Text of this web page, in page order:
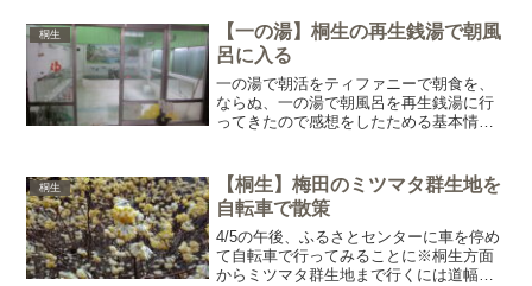
桐生
【一の湯】桐生の再生銭湯で朝風
呂に入る
一の湯で朝活をティファニーで朝食を、
ならぬ、一の湯で朝風呂を再生銭湯に行
ってきたので感想をしたためる基本情報
稿桐生市の本町通り、現在重要伝統...
桐生
【桐生】梅田のミツマタ群生地を
自転車で散策
4/5の午後、ふるさとセンターに車を停め
て自転車で行ってみることに※桐生方面
からミツマタ群生地まで行くには道幅が